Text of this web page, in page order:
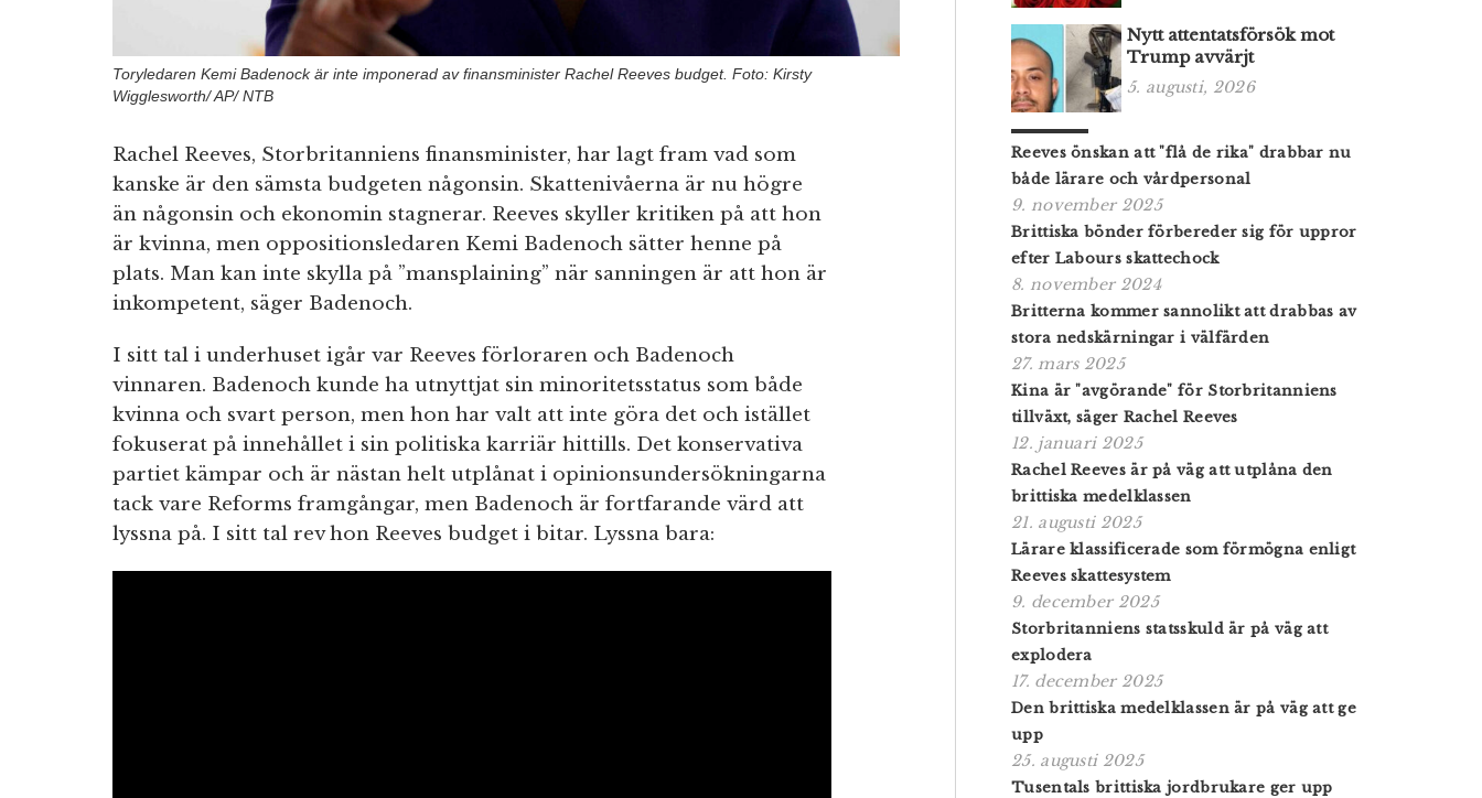
Toryledaren Kemi Badenock är inte imponerad av finansminister Rachel Reeves budget. Foto: Kirsty
Wigglesworth/ AP/ NTB
Rachel Reeves, Storbritanniens finansminister, har lagt fram vad som
kanske är den sämsta budgeten någonsin. Skattenivåerna är nu högre
än någonsin och ekonomin stagnerar. Reeves skyller kritiken på att hon
är kvinna, men oppositionsledaren Kemi Badenoch sätter henne på
plats. Man kan inte skylla på ”mansplaining” när sanningen är att hon är
inkompetent, säger Badenoch.
I sitt tal i underhuset igår var Reeves förloraren och Badenoch
vinnaren. Badenoch kunde ha utnyttjat sin minoritetsstatus som både
kvinna och svart person, men hon har valt att inte göra det och istället
fokuserat på innehållet i sin politiska karriär hittills. Det konservativa
partiet kämpar och är nästan helt utplånat i opinionsundersökningarna
tack vare Reforms framgångar, men Badenoch är fortfarande värd att
lyssna på. I sitt tal rev hon Reeves budget i bitar. Lyssna bara:
Nytt attentatsförsök mot
Trump avvärjt
5. augusti, 2026
Reeves önskan att "flå de rika" drabbar nu
både lärare och vårdpersonal
9. november 2025
Brittiska bönder förbereder sig för uppror
efter Labours skattechock
8. november 2024
Britterna kommer sannolikt att drabbas av
stora nedskärningar i välfärden
27. mars 2025
Kina är "avgörande" för Storbritanniens
tillväxt, säger Rachel Reeves
12. januari 2025
Rachel Reeves är på väg att utplåna den
brittiska medelklassen
21. augusti 2025
Lärare klassificerade som förmögna enligt
Reeves skattesystem
9. december 2025
Storbritanniens statsskuld är på väg att
explodera
17. december 2025
Den brittiska medelklassen är på väg att ge
upp
25. augusti 2025
Tusentals brittiska jordbrukare ger upp